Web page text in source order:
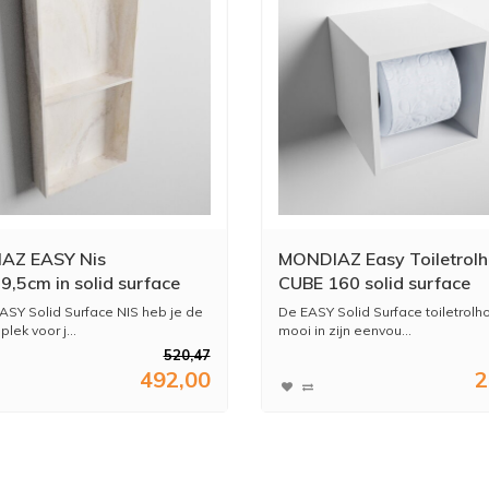
EASY Nis
in solid surface
2 vakken geschikt
of opbouw
Solid Surface NIS heb je de
voor j...
520,47
492,00
MONDIAZ Easy
CUBE 160 solid surface
16x16cm kleur Talc.
voor op en inbouw.
De EASY Solid Surface
mooi in zijn eenvou...